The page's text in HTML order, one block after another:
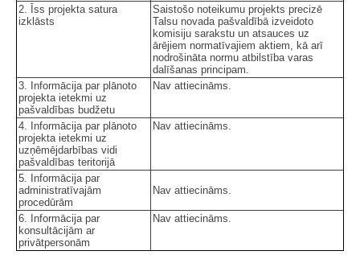
2. Īss projekta satura
izklāsts
Saistošo noteikumu projekts precizē
Talsu novada pašvaldībā izveidoto
komisiju sarakstu un atsauces uz
ārējiem normatīvajiem aktiem, kā arī
nodrošināta normu atbilstība varas
dalīšanas principam.
3. Informācija par plānoto
projekta ietekmi uz
pašvaldības budžetu
Nav attiecināms.
4. Informācija par plānoto
projekta ietekmi uz
uzņēmējdarbības vidi
pašvaldības teritorijā
Nav attiecināms.
5. Informācija par
administratīvajām
procedūrām
Nav attiecināms.
6. Informācija par
konsultācijām ar
privātpersonām
Nav attiecināms.